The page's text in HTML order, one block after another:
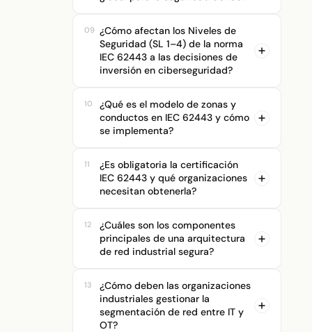
Leer más >>>
09 ¿Cómo afectan los Niveles de
Seguridad (SL 1–4) de la norma
IEC 62443 a las decisiones de
inversión en ciberseguridad?
10
¿Qué es el modelo de zonas y
conductos en IEC 62443 y cómo
se implementa?
11
¿Es obligatoria la certificación
IEC 62443 y qué organizaciones
necesitan obtenerla?
12
¿Cuáles son los componentes
principales de una arquitectura
de red industrial segura?
13
¿Cómo deben las organizaciones
industriales gestionar la
segmentación de red entre IT y
OT?